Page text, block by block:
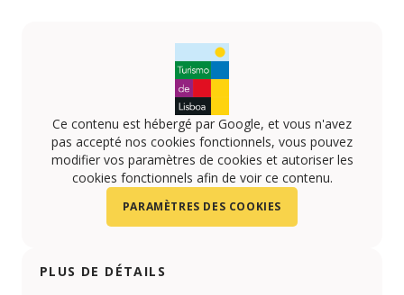
Ce contenu est hébergé par Google, et vous n'avez
pas accepté nos cookies fonctionnels, vous pouvez
modifier vos paramètres de cookies et autoriser les
cookies fonctionnels afin de voir ce contenu.
PARAMÈTRES DES COOKIES
PLUS DE DÉTAILS